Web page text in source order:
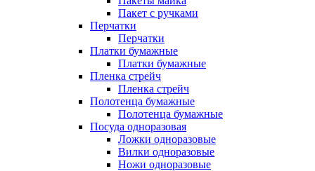
Пакет с ручками
Перчатки
Перчатки
Платки бумажные
Платки бумажные
Пленка стрейч
Пленка стрейч
Полотенца бумажные
Полотенца бумажные
Посуда одноразовая
Ложки одноразовые
Вилки одноразовые
Ножи одноразовые